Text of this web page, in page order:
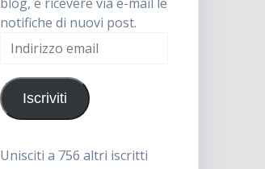
notifiche di nuovi post.
Indirizzo
Iscriviti
Unisciti a 756 altri iscritti